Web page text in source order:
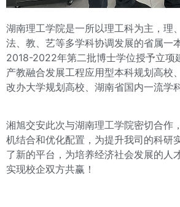
湖南理工学院是一所以理工科为主，理
法、教、艺等多学科协调发展的省属一
2018-2022年第二批博士学位授予立项
产教融合发展工程应用型本科规划高校
改办大学规划高校、湖南省国内一流学
湘旭交安此次与湖南理工学院密切合作
机结合和优化配置，为提升我司的科研
了新的平台，为培养经济社会发展的人
实现校企双方共赢！